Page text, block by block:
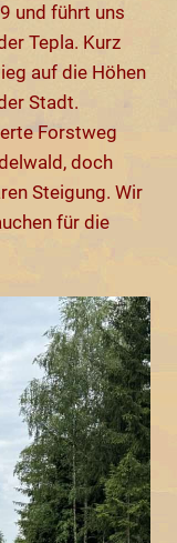
und führt uns
Tepla. Kurz
auf die Höhen
Stadt.
Forstweg
doch
Steigung. Wir
für die